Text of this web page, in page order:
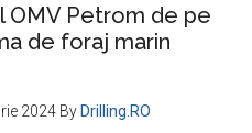
OMV Petrom de pe
de foraj marin
2024 By Drilling.RO